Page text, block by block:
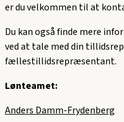
er du velkommen til at
Du kan også finde mere
ved at tale med din
fællestillidsrepræsentant.
Lønteamet:
Anders Damm-Frydenberg